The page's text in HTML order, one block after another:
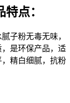
特点：
子粉无毒无味，
是环保产品，适
精白细腻，抗粉